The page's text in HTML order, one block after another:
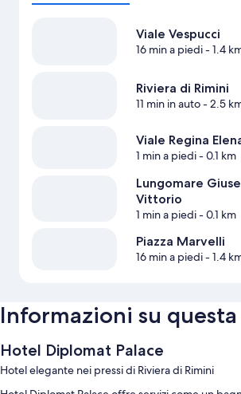
Viale Vespucci
16 min a piedi- 1.4
Riviera di Rimini
11 min in auto- 2.5
Viale Regina
1 min a piedi- 0.1 km
Lungomare
Vittorio
1 min a piedi- 0.1 km
Piazza Marvelli
16 min a piedi- 1.4
Informazioni su
Hotel Diplomat Palace
Hotel elegante nei pressi di Riviera di Rimini